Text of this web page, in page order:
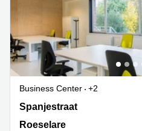
Business Center
+2
Spanjestraat 141, Roeselare
Spanjestraat
Roeselare